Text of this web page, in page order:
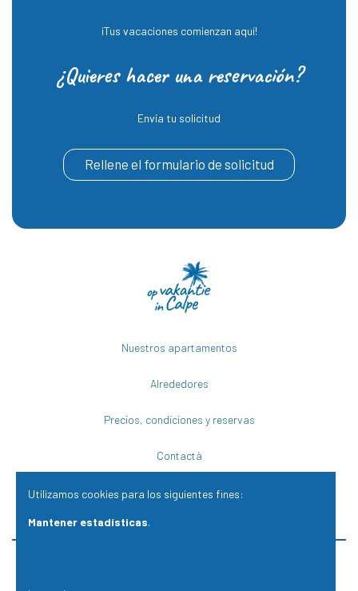
¡Tus vacaciones comienzan aquí!
¿Quieres hacer una reservación?
Envía tu solicitud
Rellene el formulario de solicitud
Nuestros apartamentos
Alrededores
Precios, condiciones y reservas
Contactà
Utilizamos cookies para los siguientes fines:
Mantener estadísticas.